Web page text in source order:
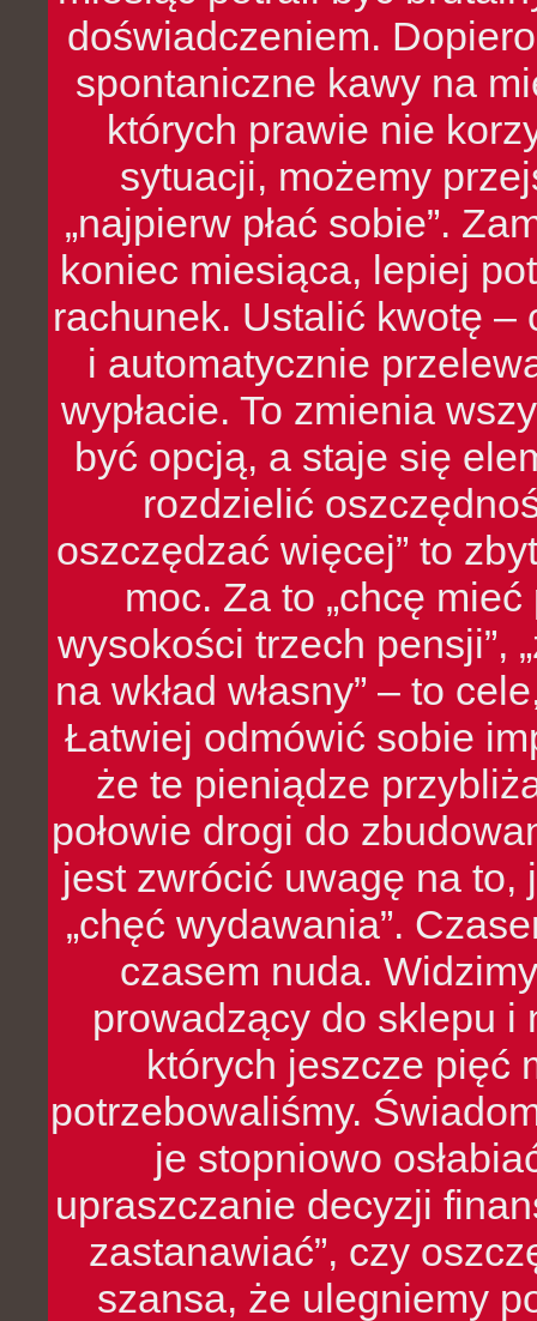
doświadczeniem.
spontaniczne kawy na
których prawie nie
sytuacji, możemy
„najpierw płać sobie”.
koniec miesiąca, lepiej
rachunek. Ustalić kwotę
i automatycznie
wypłacie. To zmienia
być opcją, a staje się
rozdzielić
oszczędzać więcej” to
moc. Za to „chcę
wysokości trzech pensji”,
na wkład własny” – to
Łatwiej odmówić sobie
że te pieniądze
połowie drogi do
jest zwrócić uwagę na to,
„chęć wydawania”.
czasem nuda.
prowadzący do sklepu i
których jeszcze pięć
potrzebowaliśmy.
je stopniowo
upraszczanie decyzji
zastanawiać”, czy
szansa, że ulegniemy